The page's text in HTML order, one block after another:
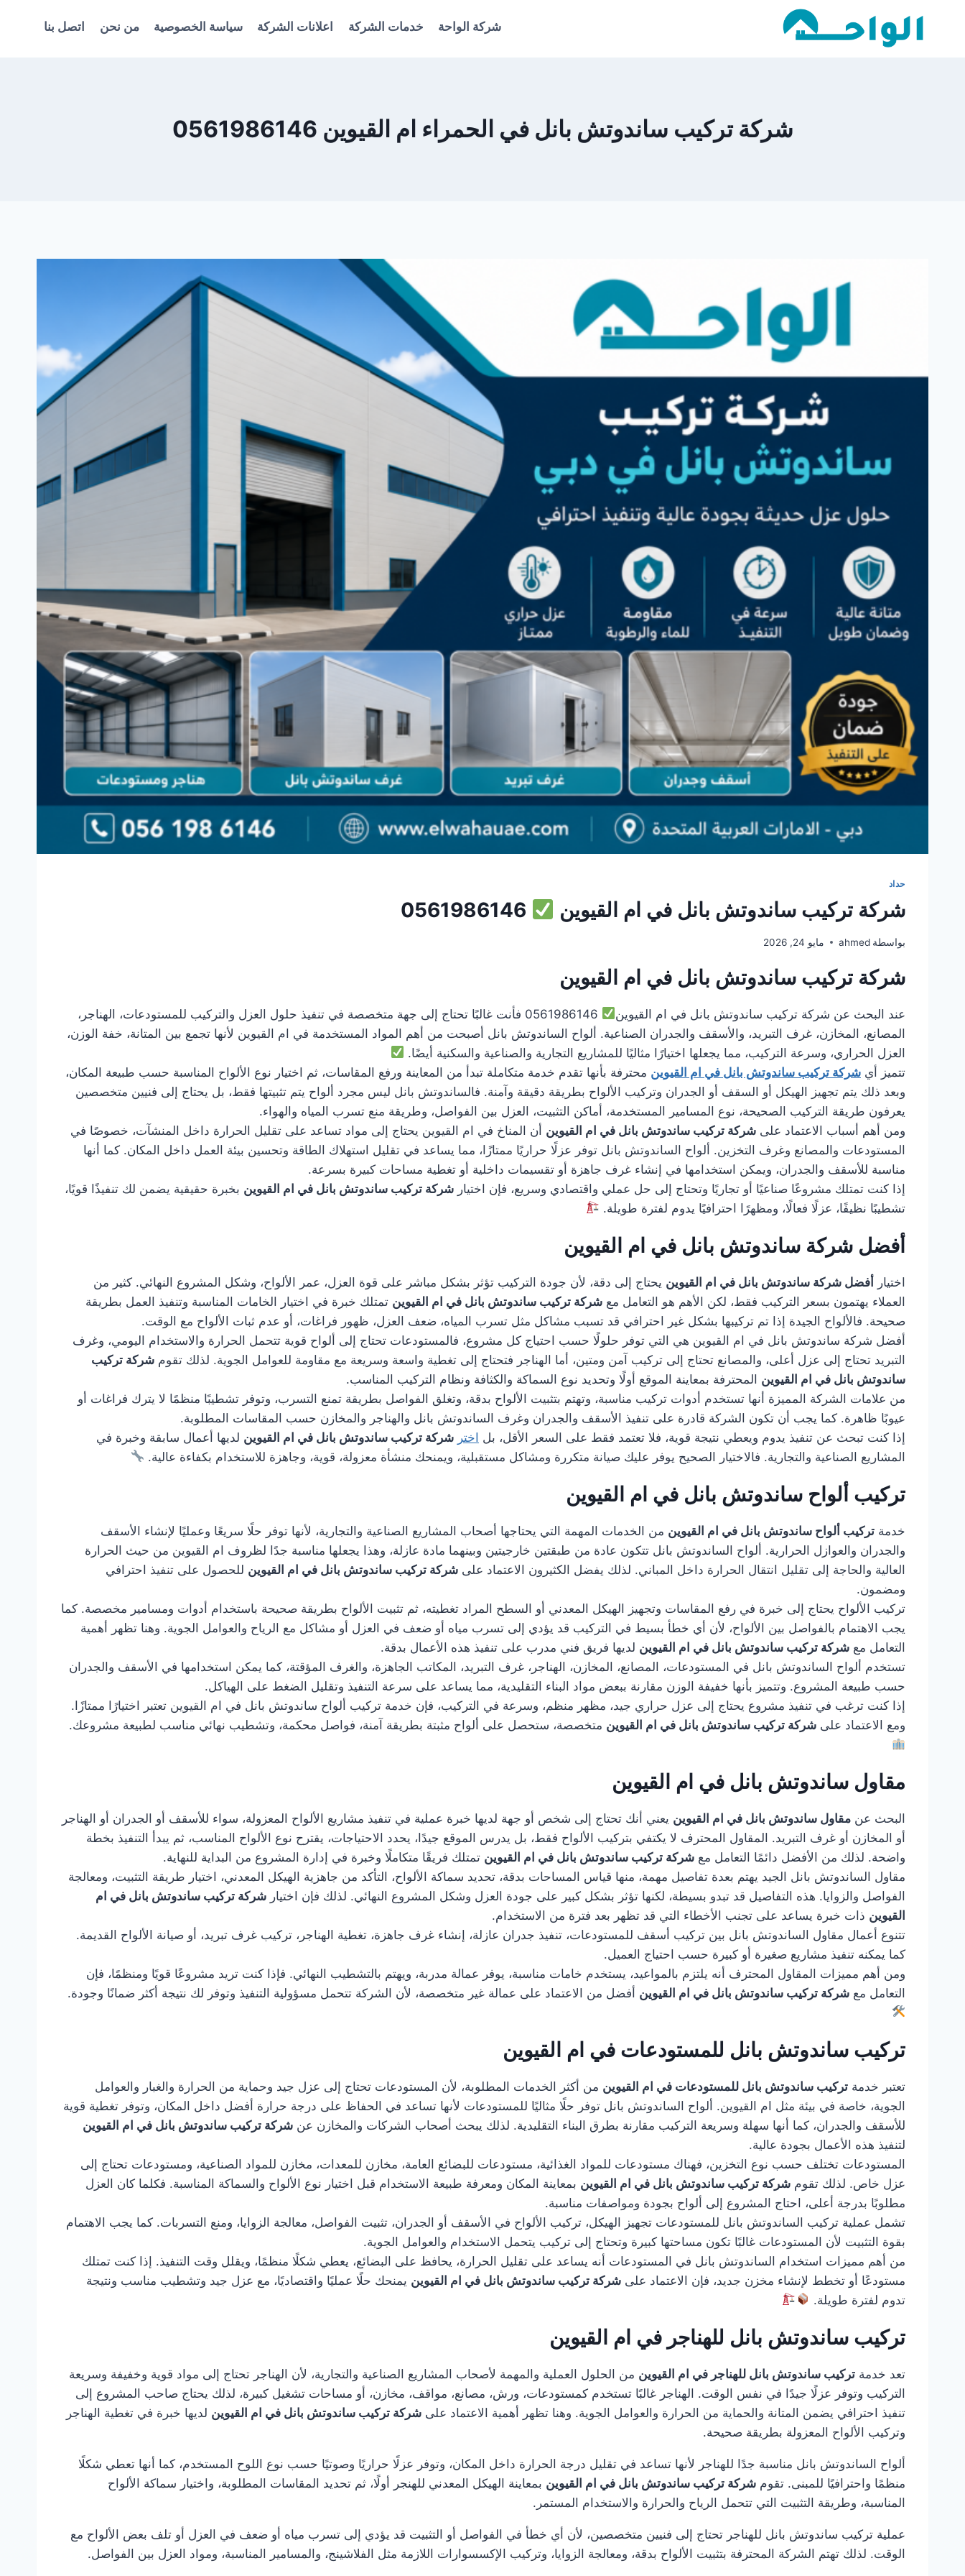
شركة الواحة خدمات الشركة اعلانات الشركة سياسة الخصوصية من نحن اتصل بنا
شركة تركيب ساندوتش بانل في الحمراء ام القيوين 0561986146
حداد
شركة تركيب ساندوتش بانل في ام القيوين
بواسطة ahmed مايو 24, 2026
شركة تركيب ساندوتش بانل في ام القيوين
عند البحث عن شركة تركيب ساندوتش بانل في ام القيوين
0561986146 فأنت غالبًا تحتاج إلى جهة متخصصة في تنفيذ حلول العزل والتركيب للمستودعات، الهناجر،
المصانع، المخازن، غرف التبريد، والأسقف والجدران الصناعية. ألواح الساندوتش بانل أصبحت من أهم المواد المستخدمة في ام القيوين لأنها تجمع بين المتانة، خفة الوزن،
العزل الحراري، وسرعة التركيب، مما يجعلها اختيارًا مثاليًا للمشاريع التجارية والصناعية والسكنية أيضًا.
تتميز أي شركة تركيب ساندوتش بانل في ام القيوين محترفة بأنها تقدم خدمة متكاملة تبدأ من المعاينة ورفع المقاسات، ثم اختيار نوع الألواح المناسبة حسب طبيعة المكان،
وبعد ذلك يتم تجهيز الهيكل أو السقف أو الجدران وتركيب الألواح بطريقة دقيقة وآمنة. فالساندوتش بانل ليس مجرد ألواح يتم تثبيتها فقط، بل يحتاج إلى فنيين متخصصين
يعرفون طريقة التركيب الصحيحة، نوع المسامير المستخدمة، أماكن التثبيت، العزل بين الفواصل، وطريقة منع تسرب المياه والهواء.
ومن أهم أسباب الاعتماد على شركة تركيب ساندوتش بانل في ام القيوين أن المناخ في ام القيوين يحتاج إلى مواد تساعد على تقليل الحرارة داخل المنشآت، خصوصًا في
المستودعات والمصانع وغرف التخزين. ألواح الساندوتش بانل توفر عزلًا حراريًا ممتازًا، مما يساعد في تقليل استهلاك الطاقة وتحسين بيئة العمل داخل المكان. كما أنها
مناسبة للأسقف والجدران، ويمكن استخدامها في إنشاء غرف جاهزة أو تقسيمات داخلية أو تغطية مساحات كبيرة بسرعة.
إذا كنت تمتلك مشروعًا صناعيًا أو تجاريًا وتحتاج إلى حل عملي واقتصادي وسريع، فإن اختيار شركة تركيب ساندوتش بانل في ام القيوين بخبرة حقيقية يضمن لك تنفيذًا قويًا،
تشطيبًا نظيفًا، عزلًا فعالًا، ومظهرًا احترافيًا يدوم لفترة طويلة.
أفضل شركة ساندوتش بانل في ام القيوين
اختيار أفضل شركة ساندوتش بانل في ام القيوين يحتاج إلى دقة، لأن جودة التركيب تؤثر بشكل مباشر على قوة العزل، عمر الألواح، وشكل المشروع النهائي. كثير من
العملاء يهتمون بسعر التركيب فقط، لكن الأهم هو التعامل مع شركة تركيب ساندوتش بانل في ام القيوين تمتلك خبرة في اختيار الخامات المناسبة وتنفيذ العمل بطريقة
صحيحة. فالألواح الجيدة إذا تم تركيبها بشكل غير احترافي قد تسبب مشاكل مثل تسرب المياه، ضعف العزل، ظهور فراغات، أو عدم ثبات الألواح مع الوقت.
أفضل شركة ساندوتش بانل في ام القيوين هي التي توفر حلولًا حسب احتياج كل مشروع، فالمستودعات تحتاج إلى ألواح قوية تتحمل الحرارة والاستخدام اليومي، وغرف
التبريد تحتاج إلى عزل أعلى، والمصانع تحتاج إلى تركيب آمن ومتين، أما الهناجر فتحتاج إلى تغطية واسعة وسريعة مع مقاومة للعوامل الجوية. لذلك تقوم شركة تركيب
ساندوتش بانل في ام القيوين المحترفة بمعاينة الموقع أولًا وتحديد نوع السماكة والكثافة ونظام التركيب المناسب.
من علامات الشركة المميزة أنها تستخدم أدوات تركيب مناسبة، وتهتم بتثبيت الألواح بدقة، وتغلق الفواصل بطريقة تمنع التسرب، وتوفر تشطيبًا منظمًا لا يترك فراغات أو
عيوبًا ظاهرة. كما يجب أن تكون الشركة قادرة على تنفيذ الأسقف والجدران وغرف الساندوتش بانل والهناجر والمخازن حسب المقاسات المطلوبة.
إذا كنت تبحث عن تنفيذ يدوم ويعطي نتيجة قوية، فلا تعتمد فقط على السعر الأقل، بل اختر شركة تركيب ساندوتش بانل في ام القيوين لديها أعمال سابقة وخبرة في
المشاريع الصناعية والتجارية. فالاختيار الصحيح يوفر عليك صيانة متكررة ومشاكل مستقبلية، ويمنحك منشأة معزولة، قوية، وجاهزة للاستخدام بكفاءة عالية.
تركيب ألواح ساندوتش بانل في ام القيوين
خدمة تركيب ألواح ساندوتش بانل في ام القيوين من الخدمات المهمة التي يحتاجها أصحاب المشاريع الصناعية والتجارية، لأنها توفر حلًا سريعًا وعمليًا لإنشاء الأسقف
والجدران والعوازل الحرارية. ألواح الساندوتش بانل تتكون عادة من طبقتين خارجيتين وبينهما مادة عازلة، وهذا يجعلها مناسبة جدًا لظروف ام القيوين من حيث الحرارة
العالية والحاجة إلى تقليل انتقال الحرارة داخل المباني. لذلك يفضل الكثيرون الاعتماد على شركة تركيب ساندوتش بانل في ام القيوين للحصول على تنفيذ احترافي
ومضمون.
تركيب الألواح يحتاج إلى خبرة في رفع المقاسات وتجهيز الهيكل المعدني أو السطح المراد تغطيته، ثم تثبيت الألواح بطريقة صحيحة باستخدام أدوات ومسامير مخصصة. كما
يجب الاهتمام بالفواصل بين الألواح، لأن أي خطأ بسيط في التركيب قد يؤدي إلى تسرب مياه أو ضعف في العزل أو مشاكل مع الرياح والعوامل الجوية. وهنا تظهر أهمية
التعامل مع شركة تركيب ساندوتش بانل في ام القيوين لديها فريق فني مدرب على تنفيذ هذه الأعمال بدقة.
تستخدم ألواح الساندوتش بانل في المستودعات، المصانع، المخازن، الهناجر، غرف التبريد، المكاتب الجاهزة، والغرف المؤقتة، كما يمكن استخدامها في الأسقف والجدران
حسب طبيعة المشروع. وتتميز بأنها خفيفة الوزن مقارنة ببعض مواد البناء التقليدية، مما يساعد على سرعة التنفيذ وتقليل الضغط على الهياكل.
إذا كنت ترغب في تنفيذ مشروع يحتاج إلى عزل حراري جيد، مظهر منظم، وسرعة في التركيب، فإن خدمة تركيب ألواح ساندوتش بانل في ام القيوين تعتبر اختيارًا ممتازًا.
ومع الاعتماد على شركة تركيب ساندوتش بانل في ام القيوين متخصصة، ستحصل على ألواح مثبتة بطريقة آمنة، فواصل محكمة، وتشطيب نهائي مناسب لطبيعة مشروعك.
مقاول ساندوتش بانل في ام القيوين
البحث عن مقاول ساندوتش بانل في ام القيوين يعني أنك تحتاج إلى شخص أو جهة لديها خبرة عملية في تنفيذ مشاريع الألواح المعزولة، سواء للأسقف أو الجدران أو الهناجر
أو المخازن أو غرف التبريد. المقاول المحترف لا يكتفي بتركيب الألواح فقط، بل يدرس الموقع جيدًا، يحدد الاحتياجات، يقترح نوع الألواح المناسب، ثم يبدأ التنفيذ بخطة
واضحة. لذلك من الأفضل دائمًا التعامل مع شركة تركيب ساندوتش بانل في ام القيوين تمتلك فريقًا متكاملًا وخبرة في إدارة المشروع من البداية للنهاية.
مقاول الساندوتش بانل الجيد يهتم بعدة تفاصيل مهمة، منها قياس المساحات بدقة، تحديد سماكة الألواح، التأكد من جاهزية الهيكل المعدني، اختيار طريقة التثبيت، ومعالجة
الفواصل والزوايا. هذه التفاصيل قد تبدو بسيطة، لكنها تؤثر بشكل كبير على جودة العزل وشكل المشروع النهائي. لذلك فإن اختيار شركة تركيب ساندوتش بانل في ام
القيوين ذات خبرة يساعد على تجنب الأخطاء التي قد تظهر بعد فترة من الاستخدام.
تتنوع أعمال مقاول الساندوتش بانل بين تركيب أسقف للمستودعات، تنفيذ جدران عازلة، إنشاء غرف جاهزة، تغطية الهناجر، تركيب غرف تبريد، أو صيانة الألواح القديمة.
كما يمكنه تنفيذ مشاريع صغيرة أو كبيرة حسب احتياج العميل.
ومن أهم مميزات المقاول المحترف أنه يلتزم بالمواعيد، يستخدم خامات مناسبة، يوفر عمالة مدربة، ويهتم بالتشطيب النهائي. فإذا كنت تريد مشروعًا قويًا ومنظمًا، فإن
التعامل مع شركة تركيب ساندوتش بانل في ام القيوين أفضل من الاعتماد على عمالة غير متخصصة، لأن الشركة تتحمل مسؤولية التنفيذ وتوفر لك نتيجة أكثر ضمانًا وجودة.
تركيب ساندوتش بانل للمستودعات في ام القيوين
تعتبر خدمة تركيب ساندوتش بانل للمستودعات في ام القيوين من أكثر الخدمات المطلوبة، لأن المستودعات تحتاج إلى عزل جيد وحماية من الحرارة والغبار والعوامل
الجوية، خاصة في بيئة مثل ام القيوين. ألواح الساندوتش بانل توفر حلًا مثاليًا للمستودعات لأنها تساعد في الحفاظ على درجة حرارة أفضل داخل المكان، وتوفر تغطية قوية
للأسقف والجدران، كما أنها سهلة وسريعة التركيب مقارنة بطرق البناء التقليدية. لذلك يبحث أصحاب الشركات والمخازن عن شركة تركيب ساندوتش بانل في ام القيوين
لتنفيذ هذه الأعمال بجودة عالية.
المستودعات تختلف حسب نوع التخزين، فهناك مستودعات للمواد الغذائية، مستودعات للبضائع العامة، مخازن للمعدات، مخازن للمواد الصناعية، ومستودعات تحتاج إلى
عزل خاص. لذلك تقوم شركة تركيب ساندوتش بانل في ام القيوين بمعاينة المكان ومعرفة طبيعة الاستخدام قبل اختيار نوع الألواح والسماكة المناسبة. فكلما كان العزل
مطلوبًا بدرجة أعلى، احتاج المشروع إلى ألواح بجودة ومواصفات مناسبة.
تشمل عملية تركيب الساندوتش بانل للمستودعات تجهيز الهيكل، تركيب الألواح في الأسقف أو الجدران، تثبيت الفواصل، معالجة الزوايا، ومنع التسربات. كما يجب الاهتمام
بقوة التثبيت لأن المستودعات غالبًا تكون مساحتها كبيرة وتحتاج إلى تركيب يتحمل الاستخدام والعوامل الجوية.
من أهم مميزات استخدام الساندوتش بانل في المستودعات أنه يساعد على تقليل الحرارة، يحافظ على البضائع، يعطي شكلًا منظمًا، ويقلل وقت التنفيذ. إذا كنت تمتلك
مستودعًا أو تخطط لإنشاء مخزن جديد، فإن الاعتماد على شركة تركيب ساندوتش بانل في ام القيوين يمنحك حلًا عمليًا واقتصاديًا، مع عزل جيد وتشطيب مناسب ونتيجة
تدوم لفترة طويلة.
تركيب ساندوتش بانل للهناجر في ام القيوين
تعد خدمة تركيب ساندوتش بانل للهناجر في ام القيوين من الحلول العملية والمهمة لأصحاب المشاريع الصناعية والتجارية، لأن الهناجر تحتاج إلى مواد قوية وخفيفة وسريعة
التركيب وتوفر عزلًا جيدًا في نفس الوقت. الهناجر غالبًا تستخدم كمستودعات، ورش، مصانع، مواقف، مخازن، أو مساحات تشغيل كبيرة، لذلك يحتاج صاحب المشروع إلى
تنفيذ احترافي يضمن المتانة والحماية من الحرارة والعوامل الجوية. وهنا تظهر أهمية الاعتماد على شركة تركيب ساندوتش بانل في ام القيوين لديها خبرة في تغطية الهناجر
وتركيب الألواح المعزولة بطريقة صحيحة.
ألواح الساندوتش بانل مناسبة جدًا للهناجر لأنها تساعد في تقليل درجة الحرارة داخل المكان، وتوفر عزلًا حراريًا وصوتيًا حسب نوع اللوح المستخدم، كما أنها تعطي شكلًا
منظمًا واحترافيًا للمبنى. تقوم شركة تركيب ساندوتش بانل في ام القيوين بمعاينة الهيكل المعدني للهنجر أولًا، ثم تحديد المقاسات المطلوبة، واختيار سماكة الألواح
المناسبة، وطريقة التثبيت التي تتحمل الرياح والحرارة والاستخدام المستمر.
عملية تركيب ساندوتش بانل للهناجر تحتاج إلى فنيين متخصصين، لأن أي خطأ في الفواصل أو التثبيت قد يؤدي إلى تسرب مياه أو ضعف في العزل أو تلف بعض الألواح مع
الوقت. لذلك تهتم الشركة المحترفة بتثبيت الألواح بدقة، ومعالجة الزوايا، وتركيب الإكسسوارات اللازمة مثل الفلاشينج، والمسامير المناسبة، ومواد العزل بين الفواصل.